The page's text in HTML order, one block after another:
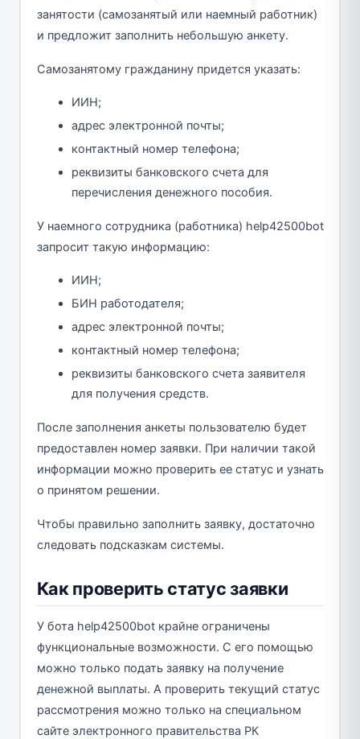
занятости (самозанятый или наемный работник)
и предложит заполнить небольшую анкету.
Самозанятому гражданину придется указать:
ИИН;
адрес электронной почты;
контактный номер телефона;
реквизиты банковского счета для
перечисления денежного пособия.
У наемного сотрудника (работника) help42500bot
запросит такую информацию:
ИИН;
БИН работодателя;
адрес электронной почты;
контактный номер телефона;
реквизиты банковского счета заявителя
для получения средств.
После заполнения анкеты пользователю будет
предоставлен номер заявки. При наличии такой
информации можно проверить ее статус и узнать
о принятом решении.
Чтобы правильно заполнить заявку, достаточно
следовать подсказкам системы.
Как проверить статус заявки
У бота help42500bot крайне ограничены
функциональные возможности. С его помощью
можно только подать заявку на получение
денежной выплаты. А проверить текущий статус
рассмотрения можно только на специальном
сайте электронного правительства РК